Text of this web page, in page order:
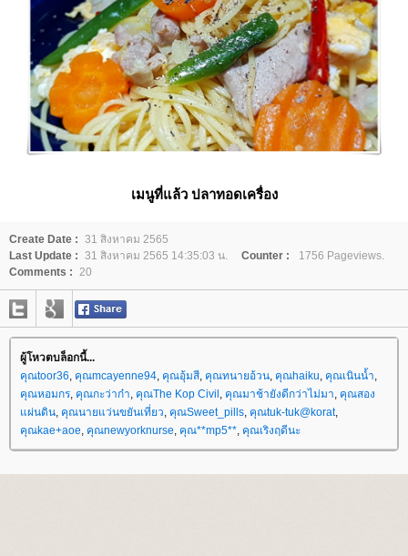
เมนูที่แล้ว ปลาทอดเครื่อง
Create Date : 31 สิงหาคม 2565
Last Update : 31 สิงหาคม 2565 14:35:03 น. Counter :
1756 Pageviews.
Comments : 20
ผู้โหวตบล็อกนี้...
คุณtoor36, คุณmcayenne94, คุณอุ้มสี, คุณทนายอ้วน, คุณhaiku, คุณเนินน้ำ,
คุณหอมกร, คุณกะว่าก๋า, คุณThe Kop Civil , คุณมาช้ายังดีกว่าไม่มา, คุณสอง
ผ่นดิน, คุณนายแว่นขยันเที่ยว, คุณSweet_pills, คุณtuk-tuk@korat,
คุณkae+aoe, คุณnewyorknurse, คุณ**mp5**, คุณเริงฤดีนะ